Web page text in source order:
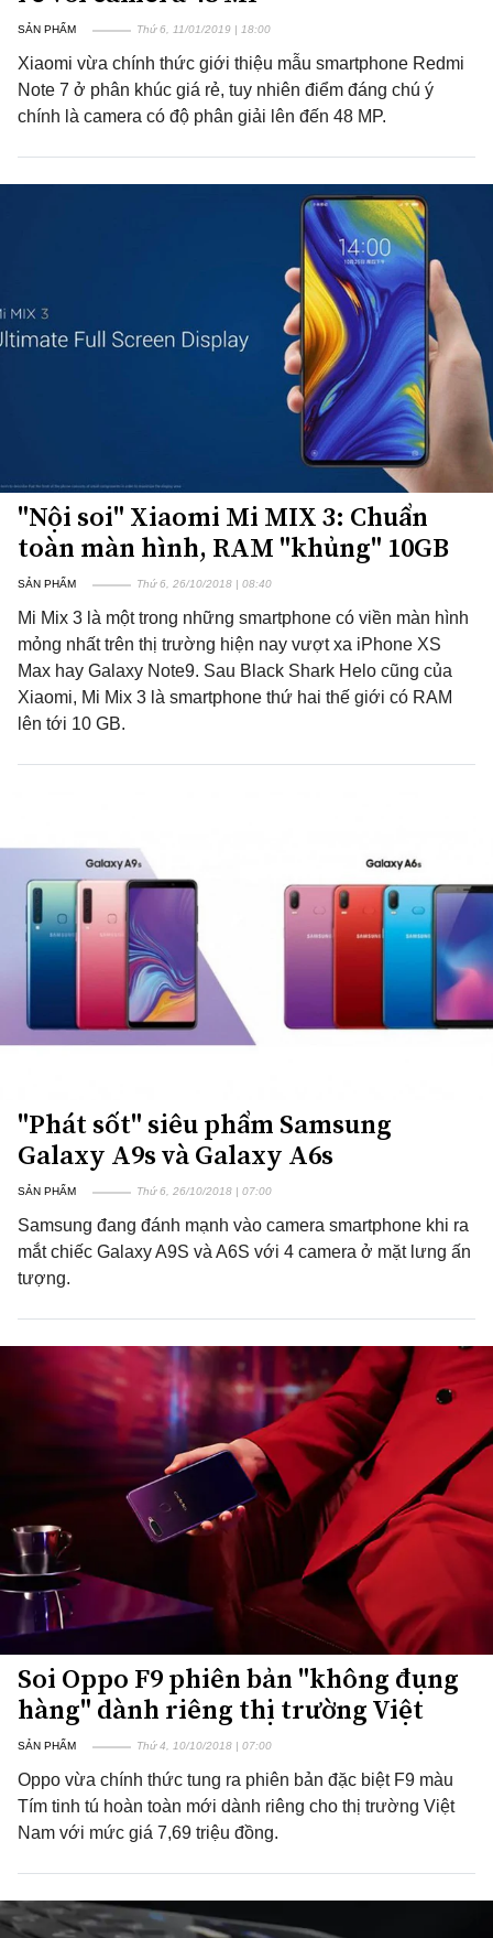
SẢN PHẨM Thứ 6, 11/01/2019 | 18:00
Xiaomi vừa chính thức giới thiệu mẫu smartphone Redmi
Note 7 ở phân khúc giá rẻ, tuy nhiên điểm đáng chú ý
chính là camera có độ phân giải lên đến 48 MP.
"Nội soi" Xiaomi Mi MIX 3: Chuẩn
toàn màn hình, RAM "khủng" 10GB
SẢN PHẨM Thứ 6, 26/10/2018 | 08:40
Mi Mix 3 là một trong những smartphone có viền màn hình
mỏng nhất trên thị trường hiện nay vượt xa iPhone XS
Max hay Galaxy Note9. Sau Black Shark Helo cũng của
Xiaomi, Mi Mix 3 là smartphone thứ hai thế giới có RAM
lên tới 10 GB.
"Phát sốt" siêu phẩm Samsung
Galaxy A9s và Galaxy A6s
SẢN PHẨM Thứ 6, 26/10/2018 | 07:00
Samsung đang đánh mạnh vào camera smartphone khi ra
mắt chiếc Galaxy A9S và A6S với 4 camera ở mặt lưng ấn
tượng.
Soi Oppo F9 phiên bản "không đụng
hàng" dành riêng thị trường Việt
SẢN PHẨM Thứ 4, 10/10/2018 | 07:00
Oppo vừa chính thức tung ra phiên bản đặc biệt F9 màu
Tím tinh tú hoàn toàn mới dành riêng cho thị trường Việt
Nam với mức giá 7,69 triệu đồng.